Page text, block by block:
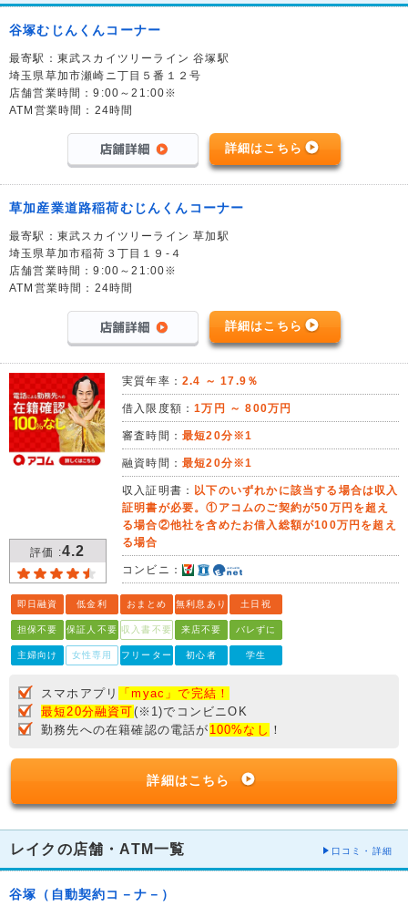
谷塚むじんくんコーナー
最寄駅：東武スカイツリーライン 谷塚駅
埼玉県草加市瀬崎ニ丁目５番１２号
店舗営業時間：9:00～21:00※
ATM営業時間：24時間
詳細はこちら
草加産業道路稲荷むじんくんコーナー
最寄駅：東武スカイツリーライン 草加駅
埼玉県草加市稲荷３丁目１９-４
店舗営業時間：9:00～21:00※
ATM営業時間：24時間
詳細はこちら
評価 :4.2
実質年率： 2.4 ～ 17.9％
借入限度額：1万円 ～ 800万円
審査時間： 最短20分※1
融資時間： 最短20分※1
収入証明書： 以下のいずれかに該当する場合は収入
証明書が必要。①アコムのご契約が50万円を超え
る場合②他社を含めたお借入総額が100万円を超え
る場合
コンビニ：
即日融資 低金利 おまとめ 無利息あり 土日祝
担保不要 保証人不要 収入書不要 来店不要 バレずに
主婦向け 女性専用 フリーター 初心者 学生
スマホアプリ
「myac」で完結！
最短20分融資可(※1)でコンビニOK
勤務先への在籍確認の電話が 100%なし ！
詳細はこちら
レイクの店舗・ATM一覧 口コミ・詳細
谷塚（自動契約コ－ナ－）